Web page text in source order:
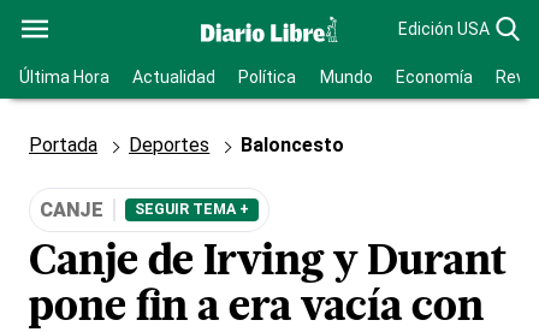
Edición USA
Última Hora Actualidad Política Mundo Economía
Portada Deportes Baloncesto
CANJE SEGUIR TEMA +
Canje de Irving y Durant
pone fin a era vacía con